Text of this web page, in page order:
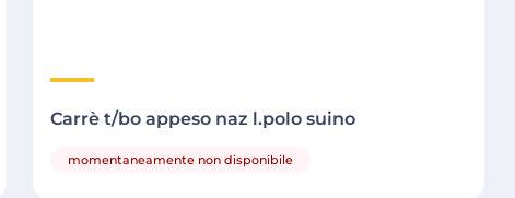
Carrè t/bo appeso naz l.polo suino
momentaneamente non disponibile